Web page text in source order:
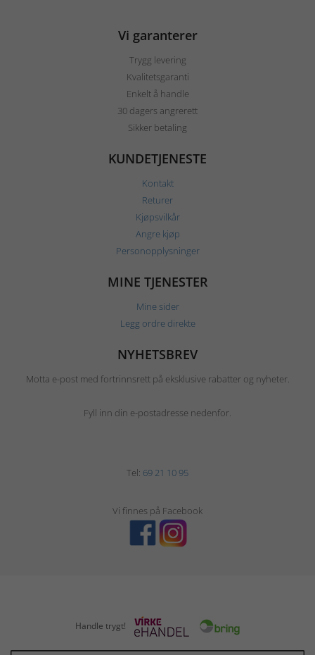
Vi garanterer
Trygg levering
Kvalitetsgaranti
Enkelt å handle
30 dagers angrerett
Sikker betaling
KUNDETJENESTE
Kontakt
Returer
Kjøpsvilkår
Angre kjøp
Personopplysninger
MINE TJENESTER
Mine sider
Legg ordre direkte
NYHETSBREV
Motta e-post med fortrinnsrett på eksklusive rabatter og nyheter.
Fyll inn din e-postadresse nedenfor.
Tel: 69 21 10 95
Vi finnes på Facebook
Handle trygt!